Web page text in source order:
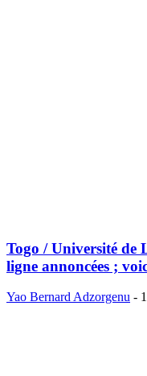
Togo / Université de
ligne annoncées ;
Yao Bernard Adzorgenu -